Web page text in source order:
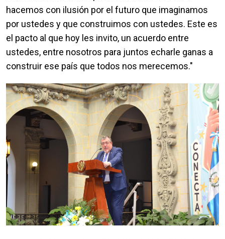
hacemos con ilusión por el futuro que imaginamos
por ustedes y que construimos con ustedes. Este es
el pacto al que hoy les invito, un acuerdo entre
ustedes, entre nosotros para juntos echarle ganas a
construir ese país que todos nos merecemos."